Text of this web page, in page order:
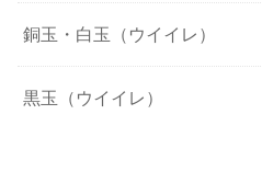
銅玉・白玉（ウイイレ）
黒玉（ウイイレ）